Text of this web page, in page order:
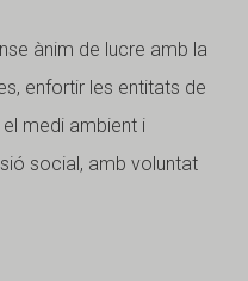
ànim de lucre amb la
enfortir les entitats de
medi ambient i
social, amb voluntat